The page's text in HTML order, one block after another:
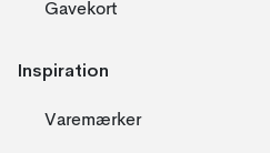
Gavekort
Inspiration
Varemærker